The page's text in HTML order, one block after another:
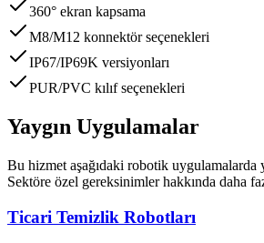
360° ekran kapsama
M8/M12 konnektör seçenekleri
IP67/IP69K versiyonları
PUR/PVC kılıf seçenekleri
Yaygın Uygulamalar
Bu hizmet aşağıdaki robotik uygulamalarda
Sektöre özel gereksinimler hakkında daha
Ticari Temizlik Robotları